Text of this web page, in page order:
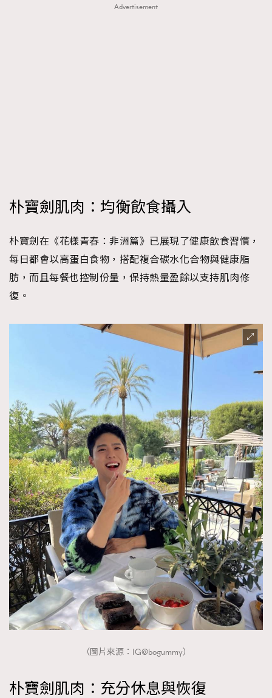
TRENDING
Advertisement
朴寶劍肌肉：均衡飲食攝入
朴寶劍在《花樣青春：非洲篇》已展現了健康飲食習慣，
每日都會以高蛋白食物，搭配複合碳水化合物與健康脂
肪，而且每餐也控制份量，保持熱量盈餘以支持肌肉修
復。
（圖片來源：IG@bogummy）
朴寶劍肌肉：充分休息與恢復